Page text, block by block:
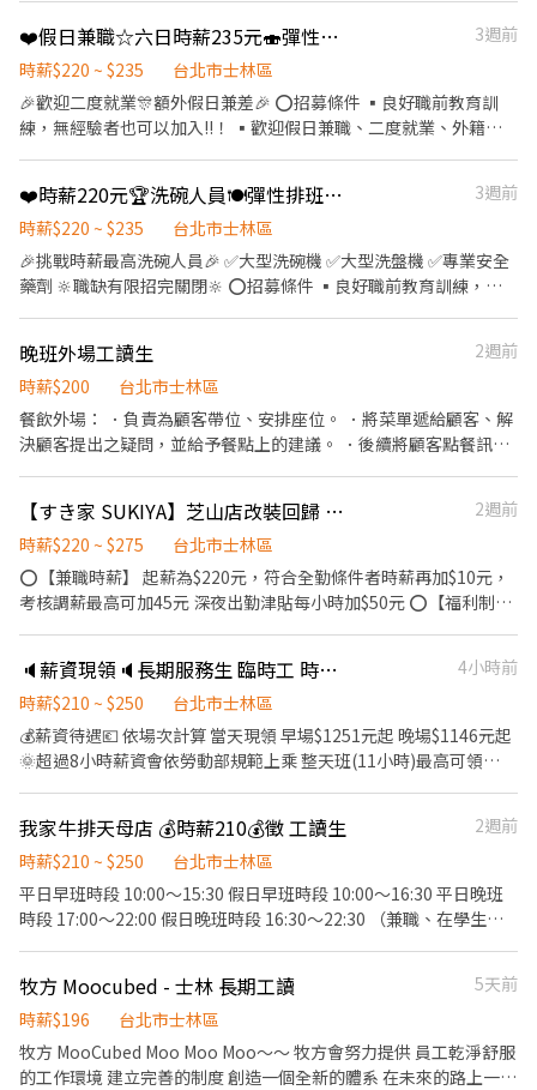
現作提供美味可口的日本國民美食-牛丼/咖哩，並以舒適衛生的用
餐環境、熱情用心的服務態度、平實親民的誠懇價格，強調食品安
受用餐的樂趣。
時請於主管確認排班時間） 【薪資福利】 1. 提供員工餐 2. 國定假日
雙倍薪 3. 提供優秀同仁績效獎金 4. 久任獎金 5. 生日禮卷 6. 滿年資
享特休假 7.福委會福利補助 ★★多項福利歡迎您加入我們★★ 總是
提供好吃日式餐飲的公司 台灣東利多(丸亀製麵)
❤️假日兼職☆六日時薪235元🍣彈性排班🍣無經可
3週前
時薪$220 ~ $235
台北市士林區
🎉歡迎二度就業🎊額外假日兼差🎉 ⭕招募條件 ▪良好職前教育訓
練，無經驗者也可以加入!!！ ▪歡迎假日兼職、二度就業、外籍學
餐具清洗→桌邊結帳→收銀結帳......等 ▪內場兼職 商品進貨、準備、
整理→餐點製作→提供餐點→餐具清洗→環境整理維護......等 ⭕獎金
福利 ▪生日禮券 ▪不定期活動競賽獎金 ▪一年4次考核及調薪！！
▪加班費按每分鐘計算 ▪提供機車停車，上班免煩惱車位！ ⭕企業
可接觸店鋪的經營管理，例如：成本控管及數據分析等專業知識 ▪
升遷快速且制度完善，依努力及成果將有升遷加薪的機會 ▪享有完
善的福利制度，加班費為5分鐘為單位計算，重視員工的辛勤付出
▪計畫拓展全台灣，讓更多人有機會品嚐美味平價壽司，致力成為
頂尖品牌 ⭕基本保障 ①加班費(以每分鐘為單位計算) ②勞保、健
保、意外險 ③每月提撥勞工退休新制6% ④特休／年假按照勞基法
規定 ⑤颱風天出勤津貼補助 ⑥員工店內用餐折扣 ⑦提供員工制服
❤️時薪220元🏆洗碗人員🍽彈性排班✅️無經驗也可以👫二度就業🍣假日兼職
3週前
時薪$220 ~ $235
台北市士林區
🎉挑戰時薪最高洗碗人員🎉 ✅️大型洗碗機 ✅️大型洗盤機 ✅️專業安全
藥劑 🔆職缺有限招完關閉🔆 ⭕招募條件 ▪良好職前教育訓練，無
管確認班表) ⭕工作內容 ▪內場 餐具清洗、餐具收納、環境整理整
頓、環境清潔 ⭕獎金福利 ▪生日禮券 ▪不定期活動競賽獎金 ▪一
年4次考核及調薪！！ ▪加班費按每分鐘計算 ▪提供機車停車，上
班免煩惱車位！ ⭕企業魅力 ▪「以人為本」注重團隊合作及交流，
數據分析等專業知識 ▪升遷快速且制度完善，依努力及成果將有升
遷加薪的機會 ▪享有完善的福利制度，加班費為5分鐘為單位計
美味平價壽司，致力成為頂尖品牌 ⭕基本保障 ①加班費(以每分鐘
為單位計算) ②勞保、健保、意外險 ③每月提撥勞工退休新制6% ④
特休／年假按照勞基法規定 ⑤颱風天出勤津貼補助 ⑥員工店內用餐
折扣 ⑦提供員工制服 ⑧任職一年後提供免費健檢
晚班外場工讀生
2週前
時薪$200
台北市士林區
餐飲外場： ．負責為顧客帶位、安排座位。 ．將菜單遞給顧客、解
決顧客提出之疑問，並給予餐點上的建議。 ．後續將顧客點餐訊息
【すき家 SUKIYA】芝山店改裝回歸 Reopen！｜時薪230元起(含全勤)
2週前
時薪$220 ~ $275
台北市士林區
⭕【兼職時薪】 起薪為$220元，符合全勤條件者時薪再加$10元，
考核調薪最高可加45元 深夜出勤津貼每小時加$50元 ⭕【福利制
健檢 ★勞保、健保，6％勞退提撥 ⭕【工作說明】 《內場》:餐點製
作、食材備料、進貨盤點 《外場》:接待服務顧客、收銀結帳、環境
整潔 ★開朗活潑有笑容 ★ＳＯＰ專業流程 ★無經驗可 ★提供完善
職前教育訓練 ⭕【經營理念】 我們是日本第一的速食連鎖ZENSHO
集團，我們的理念是"消滅世界的飢餓和貧困"，目標是成為全球第
現作提供美味可口的日本國民美食-牛丼/咖哩，並以舒適衛生的用
餐環境、熱情用心的服務態度、平實親民的誠懇價格，強調食品安
受用餐的樂趣。
🔈薪資現領🔈長期服務生 臨時工 時薪$210-215
4小時前
時薪$210 ~ $250
台北市士林區
💰薪資待遇💶 依場次計算 當天現領 早場$1251元起 晚場$1146元起
🌞超過8小時薪資會依勞動部規範上乘 整天班(11小時)最高可領
人員能更快將餐點送至客人桌上。偶爾外場忙碌時，需幫忙外場。
【工作時間】 🔸早班 10:00~16:30 (供午餐)/10:30~16:30(未供餐)
🔸晚班 16:30~22:00 (未供餐) 🔸整天班 10:00~22:00 (供午晚
餐)/10:30~22:00(供晚餐) ※如需加班，會另外算加班費 【徵才條
班。 3.具責任感，親和力佳，對餐飲業抱有熱忱。 4.需就讀高中職
以上。 【服裝要求】 白襯衫、西裝褲、黑皮鞋、黑色襪子
我家牛排天母店 💰時薪210💰徵 工讀生
2週前
時薪$210 ~ $250
台北市士林區
平日早班時段 10:00～15:30 假日早班時段 10:00～16:30 平日晚班
時段 17:00～22:00 假日晚班時段 16:30～22:30 （兼職、在學生
客、解決顧客提出之疑問，並給予餐點上的建議。 ．後續將顧客點
餐訊息通知廚房做餐，或可進行簡易餐飲之料理。 ．於顧客用餐完
畢後，負責收拾碗盤與清理環境。 ．並負責結帳、收銀等工作。 ．
擔任廚師的助手，處理烹飪前與烹飪中之準備工作與其他餐廳相關
牧方 Moocubed - 士林 長期工讀
5天前
時薪$196
台北市士林區
牧方 MooCubed Moo Moo Moo～～ 牧方會努力提供 員工乾淨舒服
的工作環境 建立完善的制度 創造一個全新的體系 在未來的路上一起